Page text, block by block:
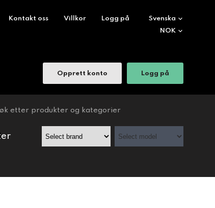
Kontakt oss Villkor Logg på
Opprett konto Logg på